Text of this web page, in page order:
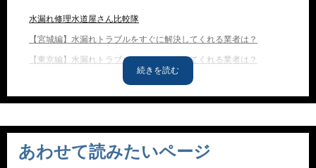
水漏れ修理水道屋さん比較隊
【宮城編】水漏れトラブルをすぐに解決してくれる業者は？
【東京編】水漏れトラブルをすぐに解決してくれる業者は？
【神奈川編】水漏れトラブルをすぐに解決してくれる業者は？
水漏れを起こす場所ごとに修理方法を解説するぞ！
知っておきたい！水道豆知識
あわせて読みたいページ